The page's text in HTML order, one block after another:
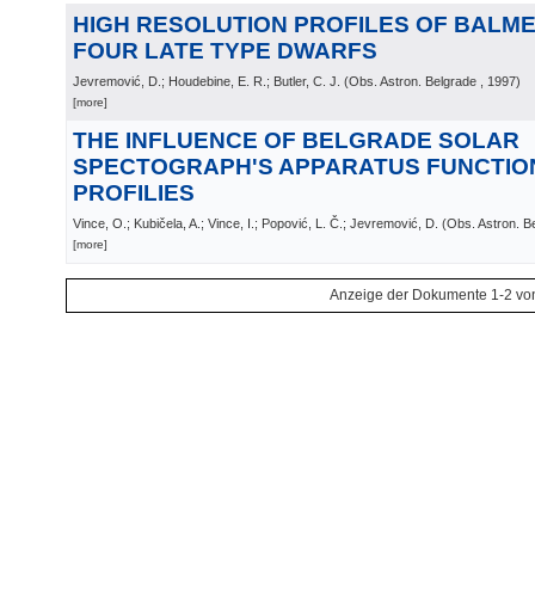
HIGH RESOLUTION PROFILES OF
FOUR LATE TYPE DWARFS
Jevremović, D.; Houdebine, E. R.; Butler, C. J. (Obs. Astron. Belgrade , 1997)
[more]
THE INFLUENCE OF BELGRADE SOLAR
SPECTOGRAPH'S APPARATUS
PROFILIES
Vince, O.; Kubičela, A.; Vince, I.; Popović, L. Č.; Jevremović, D. (Obs. Astron.
[more]
Anzeige der Dokumente 1-2